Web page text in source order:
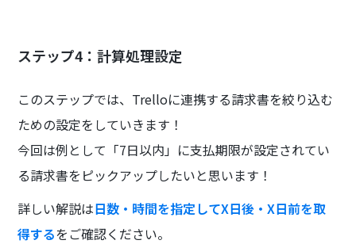
ステップ4：計算処理設定
このステップでは、Trelloに連携する請求書を絞り込む
ための設定をしていきます！
今回は例として「7日以内」に支払期限が設定されてい
る請求書をピックアップしたいと思います！
詳しい解説は日数・時間を指定してX日後・X日前を取
得するをご確認ください。